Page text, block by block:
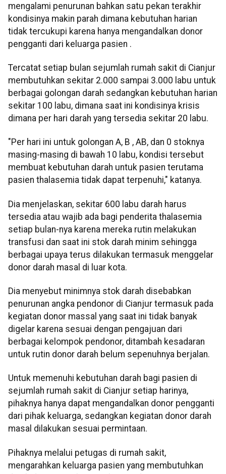
mengalami penurunan bahkan satu pekan terakhir
kondisinya makin parah dimana kebutuhan harian
tidak tercukupi karena hanya mengandalkan donor
pengganti dari keluarga pasien .
Tercatat setiap bulan sejumlah rumah sakit di Cianjur
membutuhkan sekitar 2.000 sampai 3.000 labu untuk
berbagai golongan darah sedangkan kebutuhan harian
sekitar 100 labu, dimana saat ini kondisinya krisis
dimana per hari darah yang tersedia sekitar 20 labu.
"Per hari ini untuk golongan A, B , AB, dan 0 stoknya
masing-masing di bawah 10 labu, kondisi tersebut
membuat kebutuhan darah untuk pasien terutama
pasien thalasemia tidak dapat terpenuhi," katanya.
Dia menjelaskan, sekitar 600 labu darah harus
tersedia atau wajib ada bagi penderita thalasemia
setiap bulan-nya karena mereka rutin melakukan
transfusi dan saat ini stok darah minim sehingga
berbagai upaya terus dilakukan termasuk menggelar
donor darah masal di luar kota.
Dia menyebut minimnya stok darah disebabkan
penurunan angka pendonor di Cianjur termasuk pada
kegiatan donor massal yang saat ini tidak banyak
digelar karena sesuai dengan pengajuan dari
berbagai kelompok pendonor, ditambah kesadaran
untuk rutin donor darah belum sepenuhnya berjalan.
Untuk memenuhi kebutuhan darah bagi pasien di
sejumlah rumah sakit di Cianjur setiap harinya,
pihaknya hanya dapat mengandalkan donor pengganti
dari pihak keluarga, sedangkan kegiatan donor darah
masal dilakukan sesuai permintaan.
Pihaknya melalui petugas di rumah sakit,
mengarahkan keluarga pasien yang membutuhkan